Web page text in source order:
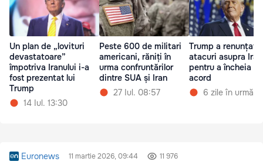
Un plan de „lovituri
devastatoare”
împotriva Iranului i-a
fost prezentat lui
Trump
14 Iul. 13:30
Peste 600 de militari
americani, răniți în
urma confruntărilor
dintre SUA și Iran
27 Iul. 08:57
Trump a renunțat
atacuri asupra
pentru a încheia un
acord
6 zile în urmă
Euronews 11 martie 2026, 09:44 11 976